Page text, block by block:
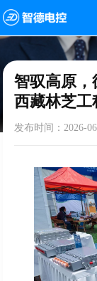
智驭高原，德行万
智驭高原，
西藏林芝
发布时间：2026-